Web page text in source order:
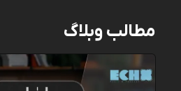
مطالب وبلاگ